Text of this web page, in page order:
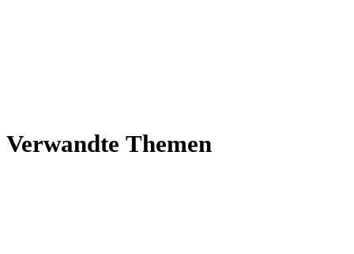
Ver­wandte Themen